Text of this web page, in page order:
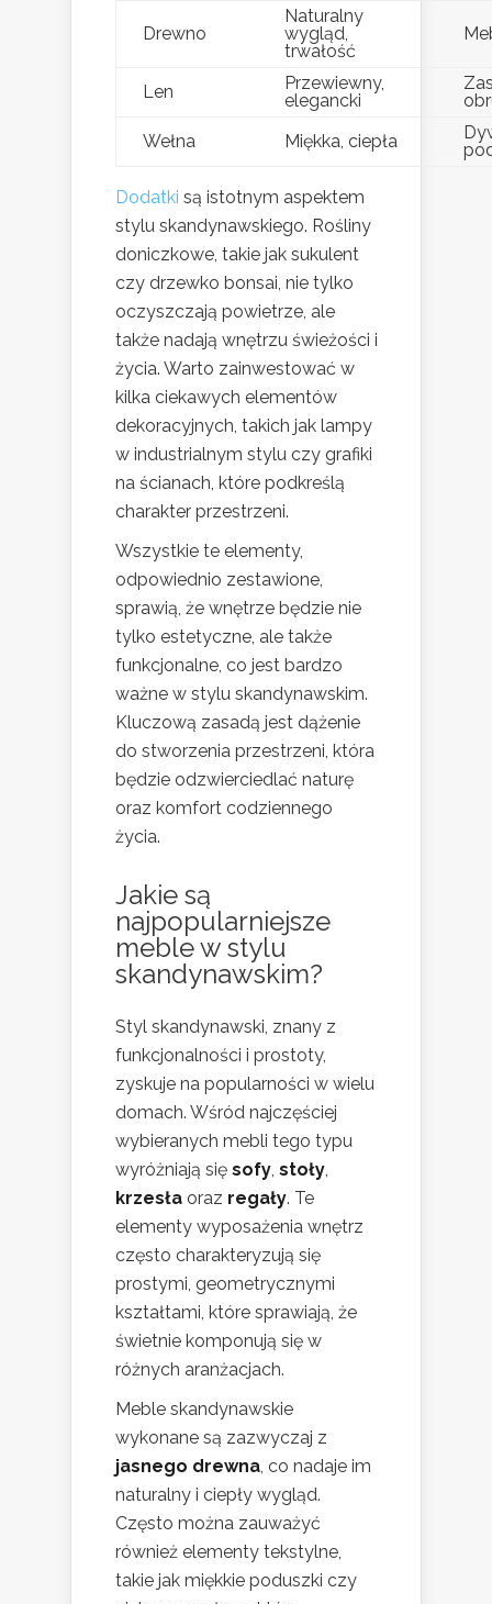
Drewno
Naturalny
wygląd,
trwałość
Len
Przewiewny,
elegancki
Wełna
Miękka, ciepła
Dodatki są istotnym aspektem
stylu skandynawskiego. Rośliny
doniczkowe, takie jak sukulent
czy drzewko bonsai, nie tylko
oczyszczają powietrze, ale
także nadają wnętrzu świeżości i
życia. Warto zainwestować w
kilka ciekawych elementów
dekoracyjnych, takich jak lampy
w industrialnym stylu czy grafiki
na ścianach, które podkreślą
charakter przestrzeni.
Wszystkie te elementy,
odpowiednio zestawione,
sprawią, że wnętrze będzie nie
tylko estetyczne, ale także
funkcjonalne, co jest bardzo
ważne w stylu skandynawskim.
Kluczową zasadą jest dążenie
do stworzenia przestrzeni, która
będzie odzwierciedlać naturę
oraz komfort codziennego
życia.
Jakie są
najpopularniejsze
meble w stylu
skandynawskim?
Styl skandynawski, znany z
funkcjonalności i prostoty,
zyskuje na popularności w wielu
domach. Wśród najczęściej
wybieranych mebli tego typu
wyróżniają się sofy, stoły,
krzesła oraz regały. Te
elementy wyposażenia wnętrz
często charakteryzują się
prostymi, geometrycznymi
kształtami, które sprawiają, że
świetnie komponują się w
różnych aranżacjach.
Meble skandynawskie
wykonane są zazwyczaj z
jasnego drewna, co nadaje im
naturalny i ciepły wygląd.
Często można zauważyć
również elementy tekstylne,
takie jak miękkie poduszki czy